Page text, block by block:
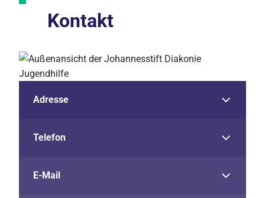
Kontakt
Adresse
Telefon
E-Mail